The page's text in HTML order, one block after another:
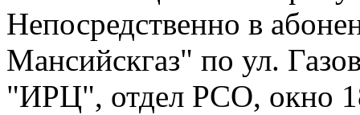
Непосредственно в
Мансийскгаз" по ул.
"ИРЦ", отдел РСО, окно